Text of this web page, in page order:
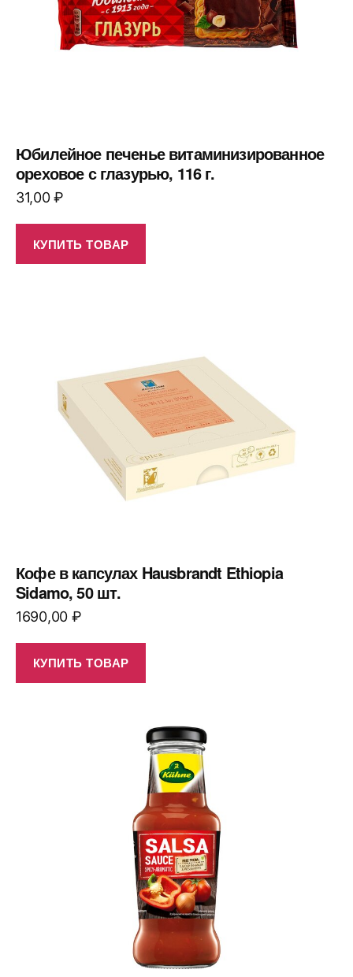
Юбилейное печенье витаминизированное
ореховое с глазурью, 116 г.
31,00₽
КУПИТЬ ТОВАР
Кофе в капсулах Hausbrandt Ethiopia
Sidamo, 50 шт.
1690,00 ₽
КУПИТЬ ТОВАР